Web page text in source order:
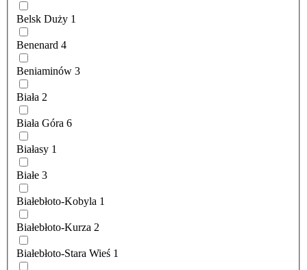
Belsk Duży 1
Benenard 4
Beniaminów 3
Biała 2
Biała Góra 6
Białasy 1
Białe 3
Białebłoto-Kobyla 1
Białebłoto-Kurza 2
Białebłoto-Stara Wieś 1